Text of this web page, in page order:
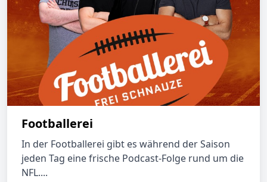
Footballerei
In der Footballerei gibt es während der Saison
jeden Tag eine frische Podcast-Folge rund um die
NFL....